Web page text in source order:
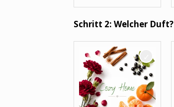
Schritt 2: Welcher Duft?